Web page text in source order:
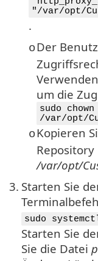
"/var/opt/
.
oDer
um die
sudo
/var/opt/
oKopieren
Repository
/var/opt/
3. Starten Sie
sudo
Starten Sie
Sie die Datei